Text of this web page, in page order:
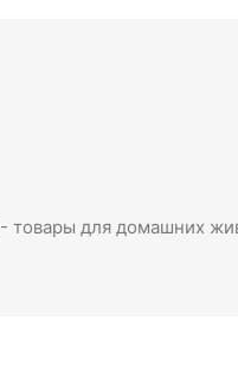
- товары для домашних